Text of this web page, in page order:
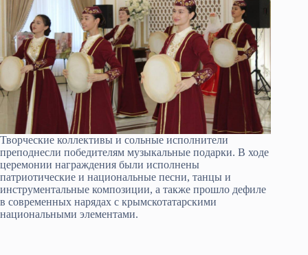
Творческие коллективы и сольные исполнители
преподнесли победителям музыкальные подарки. В ходе
церемонии награждения были исполнены
патриотические и национальные песни, танцы и
инструментальные композиции, а также прошло дефиле
в современных нарядах с крымскотатарскими
национальными элементами.